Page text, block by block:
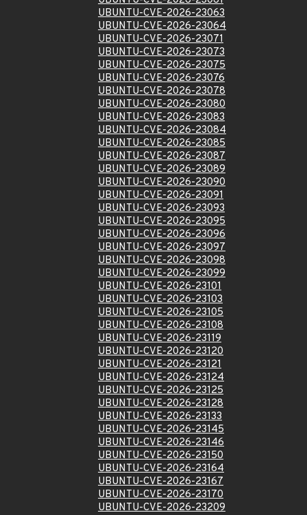
UBUNTU-CVE-2026-23063
UBUNTU-CVE-2026-23064
UBUNTU-CVE-2026-23071
UBUNTU-CVE-2026-23073
UBUNTU-CVE-2026-23075
UBUNTU-CVE-2026-23076
UBUNTU-CVE-2026-23078
UBUNTU-CVE-2026-23080
UBUNTU-CVE-2026-23083
UBUNTU-CVE-2026-23084
UBUNTU-CVE-2026-23085
UBUNTU-CVE-2026-23087
UBUNTU-CVE-2026-23089
UBUNTU-CVE-2026-23090
UBUNTU-CVE-2026-23091
UBUNTU-CVE-2026-23093
UBUNTU-CVE-2026-23095
UBUNTU-CVE-2026-23096
UBUNTU-CVE-2026-23097
UBUNTU-CVE-2026-23098
UBUNTU-CVE-2026-23099
UBUNTU-CVE-2026-23101
UBUNTU-CVE-2026-23103
UBUNTU-CVE-2026-23105
UBUNTU-CVE-2026-23108
UBUNTU-CVE-2026-23119
UBUNTU-CVE-2026-23120
UBUNTU-CVE-2026-23121
UBUNTU-CVE-2026-23124
UBUNTU-CVE-2026-23125
UBUNTU-CVE-2026-23128
UBUNTU-CVE-2026-23133
UBUNTU-CVE-2026-23145
UBUNTU-CVE-2026-23146
UBUNTU-CVE-2026-23150
UBUNTU-CVE-2026-23164
UBUNTU-CVE-2026-23167
UBUNTU-CVE-2026-23170
UBUNTU-CVE-2026-23209